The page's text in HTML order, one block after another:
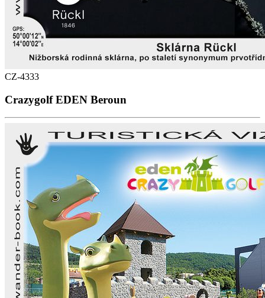
CZ-4333
Crazygolf EDEN Beroun